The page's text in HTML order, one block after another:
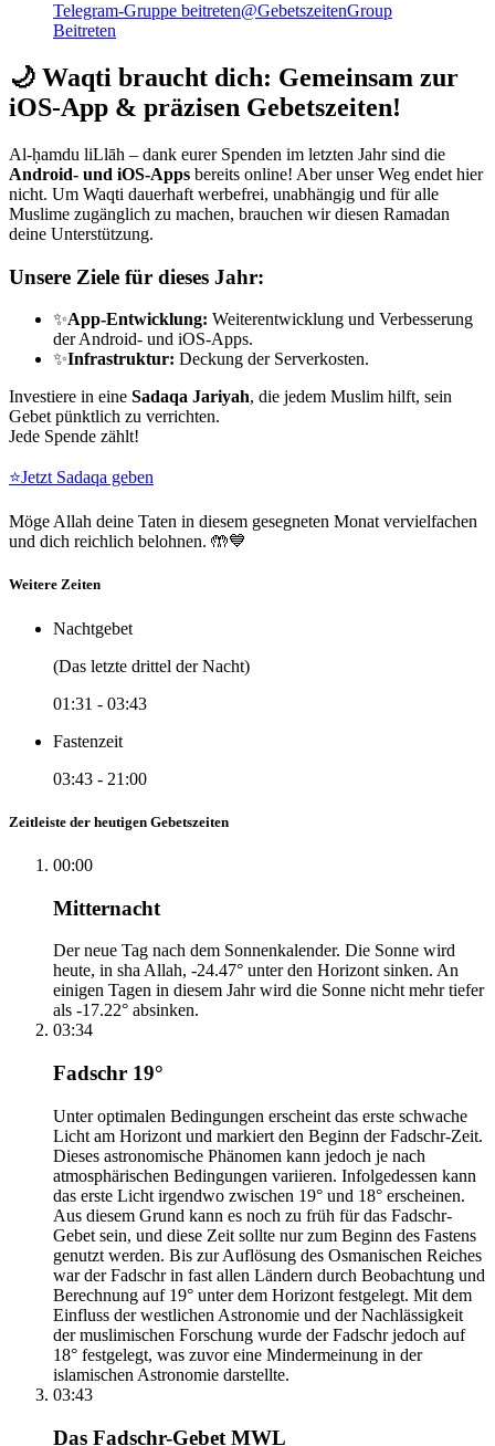
Telegram-Gruppe beitreten@GebetszeitenGroup
Beitreten
🌙 Waqti braucht dich: Gemeinsam zur
iOS-App & präzisen Gebetszeiten!
Al-ḥamdu liLlāh – dank eurer Spenden im letzten Jahr sind die
Android- und iOS-Apps bereits online! Aber unser Weg endet hier
nicht. Um Waqti dauerhaft werbefrei, unabhängig und für alle
Muslime zugänglich zu machen, brauchen wir diesen Ramadan
deine Unterstützung.
Unsere Ziele für dieses Jahr:
✨App-Entwicklung: Weiterentwicklung und Verbesserung
der Android- und iOS-Apps.
✨Infrastruktur: Deckung der Serverkosten.
Investiere in eine Sadaqa Jariyah, die jedem Muslim hilft, sein
Gebet pünktlich zu verrichten.
Jede Spende zählt!
⭐Jetzt Sadaqa geben
Möge Allah deine Taten in diesem gesegneten Monat vervielfachen
und dich reichlich belohnen. 🤲💙
Weitere Zeiten
Nachtgebet
(Das letzte drittel der Nacht)
01:31 - 03:43
Fastenzeit
03:43 - 21:00
Zeitleiste der heutigen Gebetszeiten
00:00
Mitternacht
Der neue Tag nach dem Sonnenkalender. Die Sonne wird
heute, in sha Allah, -24.47° unter den Horizont sinken. An
einigen Tagen in diesem Jahr wird die Sonne nicht mehr tiefer
als -17.22° absinken.
03:34
Fadschr 19°
Unter optimalen Bedingungen erscheint das erste schwache
Licht am Horizont und markiert den Beginn der Fadschr-Zeit.
Dieses astronomische Phänomen kann jedoch je nach
atmosphärischen Bedingungen variieren. Infolgedessen kann
das erste Licht irgendwo zwischen 19° und 18° erscheinen.
Aus diesem Grund kann es noch zu früh für das Fadschr-
Gebet sein, und diese Zeit sollte nur zum Beginn des Fastens
genutzt werden. Bis zur Auflösung des Osmanischen Reiches
war der Fadschr in fast allen Ländern durch Beobachtung und
Berechnung auf 19° unter dem Horizont festgelegt. Mit dem
Einfluss der westlichen Astronomie und der Nachlässigkeit
der muslimischen Forschung wurde der Fadschr jedoch auf
18° festgelegt, was zuvor eine Mindermeinung in der
islamischen Astronomie darstellte.
03:43
Das Fadschr-Gebet MWL